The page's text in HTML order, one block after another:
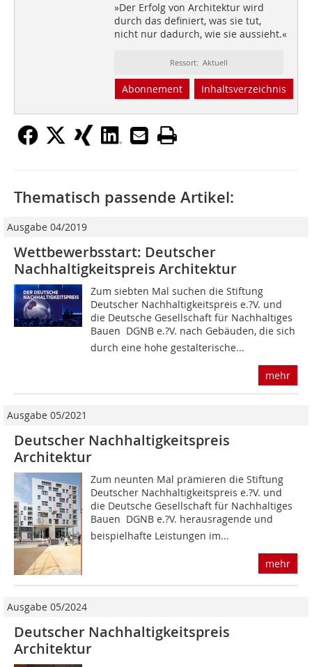
»Der Erfolg von Architektur wird
durch das definiert, was sie tut,
nicht nur dadurch, wie sie aussieht.«
Ressort: Aktuell
Abonnement Inhaltsverzeichnis
Thematisch passende Artikel:
Ausgabe 04/2019
Wettbewerbsstart: Deutscher
Nachhaltigkeitspreis Architektur
Zum siebten Mal suchen die Stiftung
Deutscher Nachhaltigkeitspreis e.?V. und
die Deutsche Gesellschaft für Nachhaltiges
Bauen  DGNB e.?V. nach Gebäuden, die sich
durch eine hohe gestalterische...
mehr
Ausgabe 05/2021
Deutscher Nachhaltigkeitspreis
Architektur
Zum neunten Mal prämieren die Stiftung
Deutscher Nachhaltigkeitspreis e.?V. und
die Deutsche Gesellschaft für Nachhaltiges
Bauen  DGNB e.?V. herausragende und
beispielhafte Leistungen im...
mehr
Ausgabe 05/2024
Deutscher Nachhaltigkeitspreis
Architektur